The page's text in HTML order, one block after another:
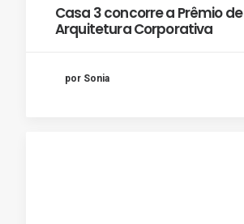
Casa 3 concorre a Prêmio de
Arquitetura Corporativa
por Sonia